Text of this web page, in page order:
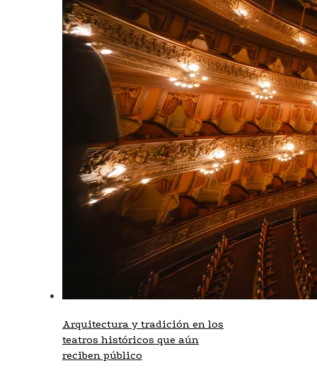
Arquitectura y tradición en los
teatros históricos que aún
reciben público